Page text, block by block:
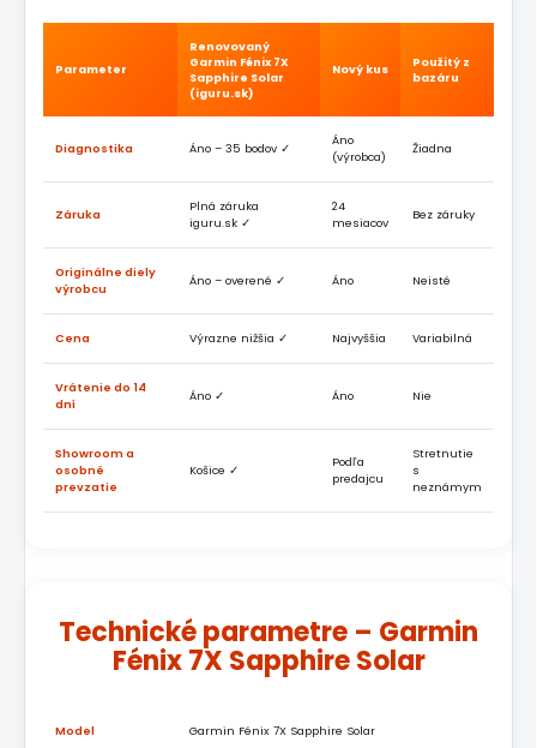
Parameter
Renovovaný
Garmin Fénix 7X
Sapphire Solar
(iguru.sk)
Nový kus
Použitý z
bazáru
Diagnostika Áno – 35 bodov ✓
Áno
(výrobca)
Žiadna
Záruka
Plná záruka
iguru.sk ✓
24
mesiacov
Bez záruky
Originálne diely
výrobcu
Áno – overené ✓ Áno Neisté
Cena Výrazne nižšia ✓ Najvyššia Variabilná
Vrátenie do 14
dní
Áno ✓ Áno Nie
Showroom a
osobné
prevzatie
Košice ✓
Podľa
predajcu
Stretnutie
s
neznámym
Technické parametre – Garmin
Fénix 7X Sapphire Solar
Model Garmin Fénix 7X Sapphire Solar